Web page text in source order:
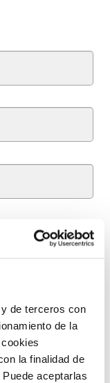
de terceros con
de la
la finalidad de
aceptarlas
Y
con la
a través
solicitada. Podrá